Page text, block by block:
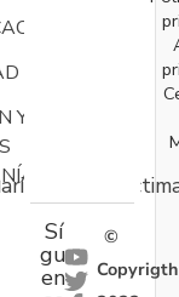
Y
Sí
gu
en
©
Copyrigth